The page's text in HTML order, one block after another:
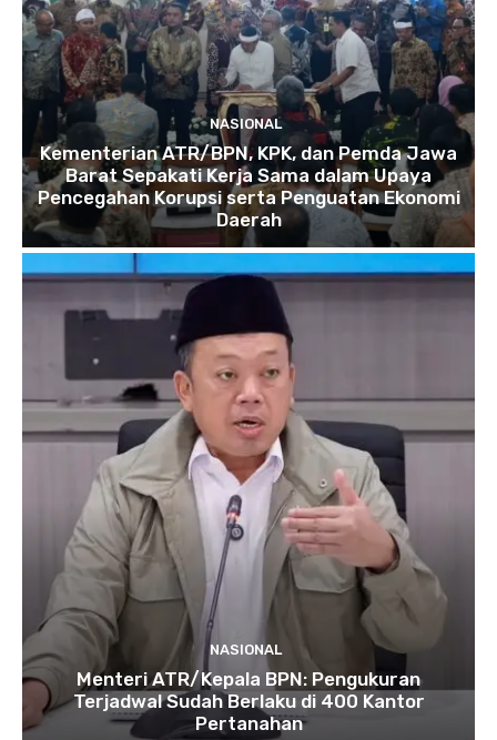
NASIONAL
Kementerian ATR/BPN, KPK, dan Pemda Jawa
Barat Sepakati Kerja Sama dalam Upaya
Pencegahan Korupsi serta Penguatan Ekonomi
Daerah
NASIONAL
Menteri ATR/Kepala BPN: Pengukuran
Terjadwal Sudah Berlaku di 400 Kantor
Pertanahan